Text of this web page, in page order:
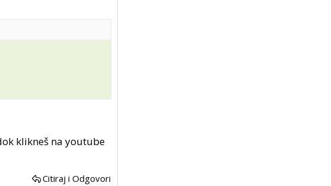
klikneš na youtube
Citiraj i Odgovori